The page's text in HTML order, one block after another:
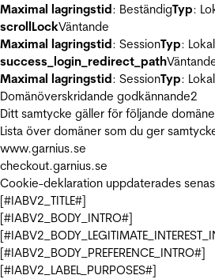
Maximal lagringstid: BeständigTyp:
scrollLockVäntande
Maximal lagringstid: SessionTyp:
success_login_redirect_path
Maximal lagringstid: SessionTyp:
Domänöverskridande godkännande2
Ditt samtycke gäller för följande
Lista över domäner som du ger
www.garnius.se
checkout.garnius.se
Cookie-deklaration uppdaterades
[#IABV2_TITLE#]
[#IABV2_BODY_INTRO#]
[#IABV2_BODY_PREFERENCE_INTRO#]
[#IABV2_LABEL_PURPOSES#]